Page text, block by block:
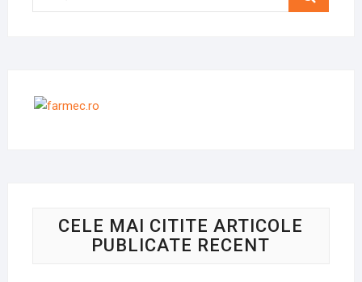
CELE MAI CITITE ARTICOLE
PUBLICATE RECENT